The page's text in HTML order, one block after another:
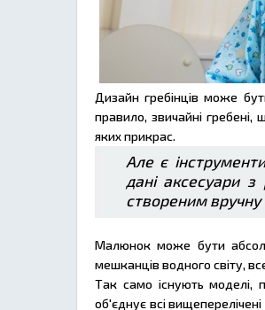
Дизайн гребінців може
правило, звичайні
яких прикрас.
Але є
дані аксесуари
створеним
Малюнок може бути
мешканців водного світу,
Так само існують моделі,
об'єднує всі